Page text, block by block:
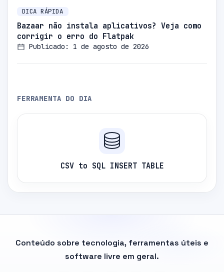
DICA RÁPIDA
Bazaar não instala aplicativos? Veja como
corrigir o erro do Flatpak
Publicado: 1 de agosto de 2026
FERRAMENTA DO DIA
CSV to SQL INSERT TABLE
Conteúdo sobre tecnologia, ferramentas úteis e
software livre em geral.